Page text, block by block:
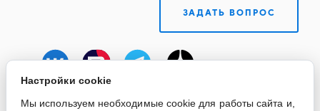
ЗАДАТЬ ВОПРОС
Настройки cookie
Мы используем необходимые cookie для работы сайта и,